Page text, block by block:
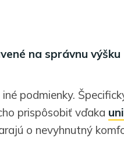
na správnu výšku
podmienky.
prispôsobiť vďaka
o nevyhnutný